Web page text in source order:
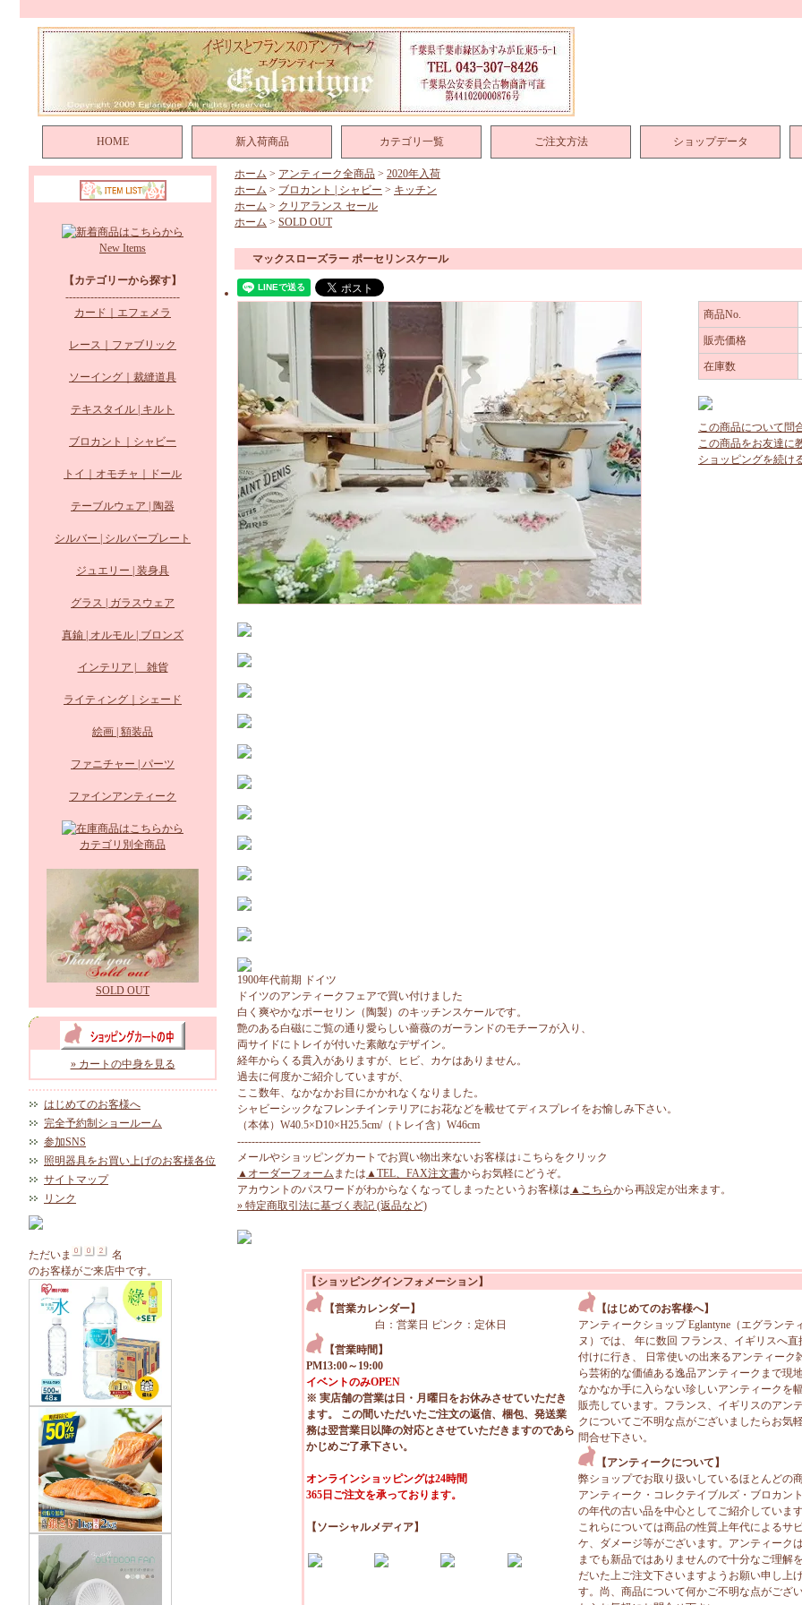
HOME 新入荷商品 カテゴリ一覧 ご注文方法 ショップデータ
New Items
【カテゴリーから探す】
--------------------------------
カード｜エフェメラ
レース｜ファブリック
ソーイング｜裁縫道具
テキスタイル | キルト
ブロカント｜シャビー
トイ｜オモチャ｜ドール
テーブルウェア | 陶器
シルバー | シルバープレート
ジュエリー | 装身具
グラス | ガラスウェア
真鍮 | オルモル | ブロンズ
インテリア | 雑貨
ライティング｜シェード
絵画 | 額装品
ファニチャー | パーツ
ファインアンティーク
カテゴリ別全商品
SOLD OUT
» カートの中身を見る
はじめてのお客様へ
完全予約制ショールーム
参加SNS
照明器具をお買い上げのお客様各位
サイトマップ
リンク
ただいま
名
のお客様がご来店中です。
ホーム > アンティーク全商品 > 2020年入荷
ホーム > ブロカント | シャビー > キッチン
ホーム > クリアランス セール
ホーム > SOLD OUT
マックスローズラー ポーセリンスケール
商品No.
販売価格
在庫数
この商品について問
この商品をお友達に
ショッピングを続け
1900年代前期 ドイツ
ドイツのアンティークフェアで買い付けました
白く爽やかなポーセリン（陶製）のキッチンスケールです。
艶のある白磁にご覧の通り愛らしい薔薇のガーランドのモチーフが入り、
両サイドにトレイが付いた素敵なデザイン。
経年からくる貫入がありますが、ヒビ、カケはありません。
過去に何度かご紹介していますが、
ここ数年、なかなかお目にかかれなくなりました。
シャビーシックなフレンチインテリアにお花などを載せてディスプレイをお愉しみ下さい。
（本体）W40.5×D10×H25.5cm/（トレイ含）W46cm
--------------------------------------------------------------------
メールやショッピングカートでお買い物出来ないお客様は↓こちらをクリック
▲オーダーフォーム または ▲TEL、FAX注文書からお気軽にどうぞ。
アカウントのパスワードがわからなくなってしまったというお客様は ▲こちらから再設定が出来ます。
» 特定商取引法に基づく表記 (返品など)
【ショッピングインフォメーション】
【営業カレンダー】
白：営業日 ピンク：定休日
【営業時間】
PM13:00～19:00
イベントのみOPEN
※ 実店舗の営業は日・月曜日をお休みさせていただき
ます。 この間いただいたご注文の返信、梱包、発送業
務は翌営業日以降の対応とさせていただきますのであら
かじめご了承下さい。
オンラインショッピングは24時間
365日ご注文を承っております。
【ソーシャルメディア】
【はじめてのお客様へ】
アンティークショップ Eglantyne（エグランテ
ヌ）では、 年に数回 フランス、イギリスへ直
付けに行き、 日常使いの出来るアンティーク
ら芸術的な価値ある逸品アンティークまで現
なかなか手に入らない珍しいアンティークを
販売しています。フランス、イギリスのアン
クについてご不明な点がございましたらお気
問合せ下さい。
【アンティークについて】
弊ショップでお取り扱いしているほとんどの
アンティーク・コレクテイブルズ・ブロカン
の年代の古い品を中心としてご紹介しています
これらについては商品の性質上年代によるサ
ケ、ダメージ等がございます。アンティーク
までも新品ではありませんので十分なご理解
だいた上ご注文下さいますようお願い申し上
す。尚、商品について何かご不明な点がござ